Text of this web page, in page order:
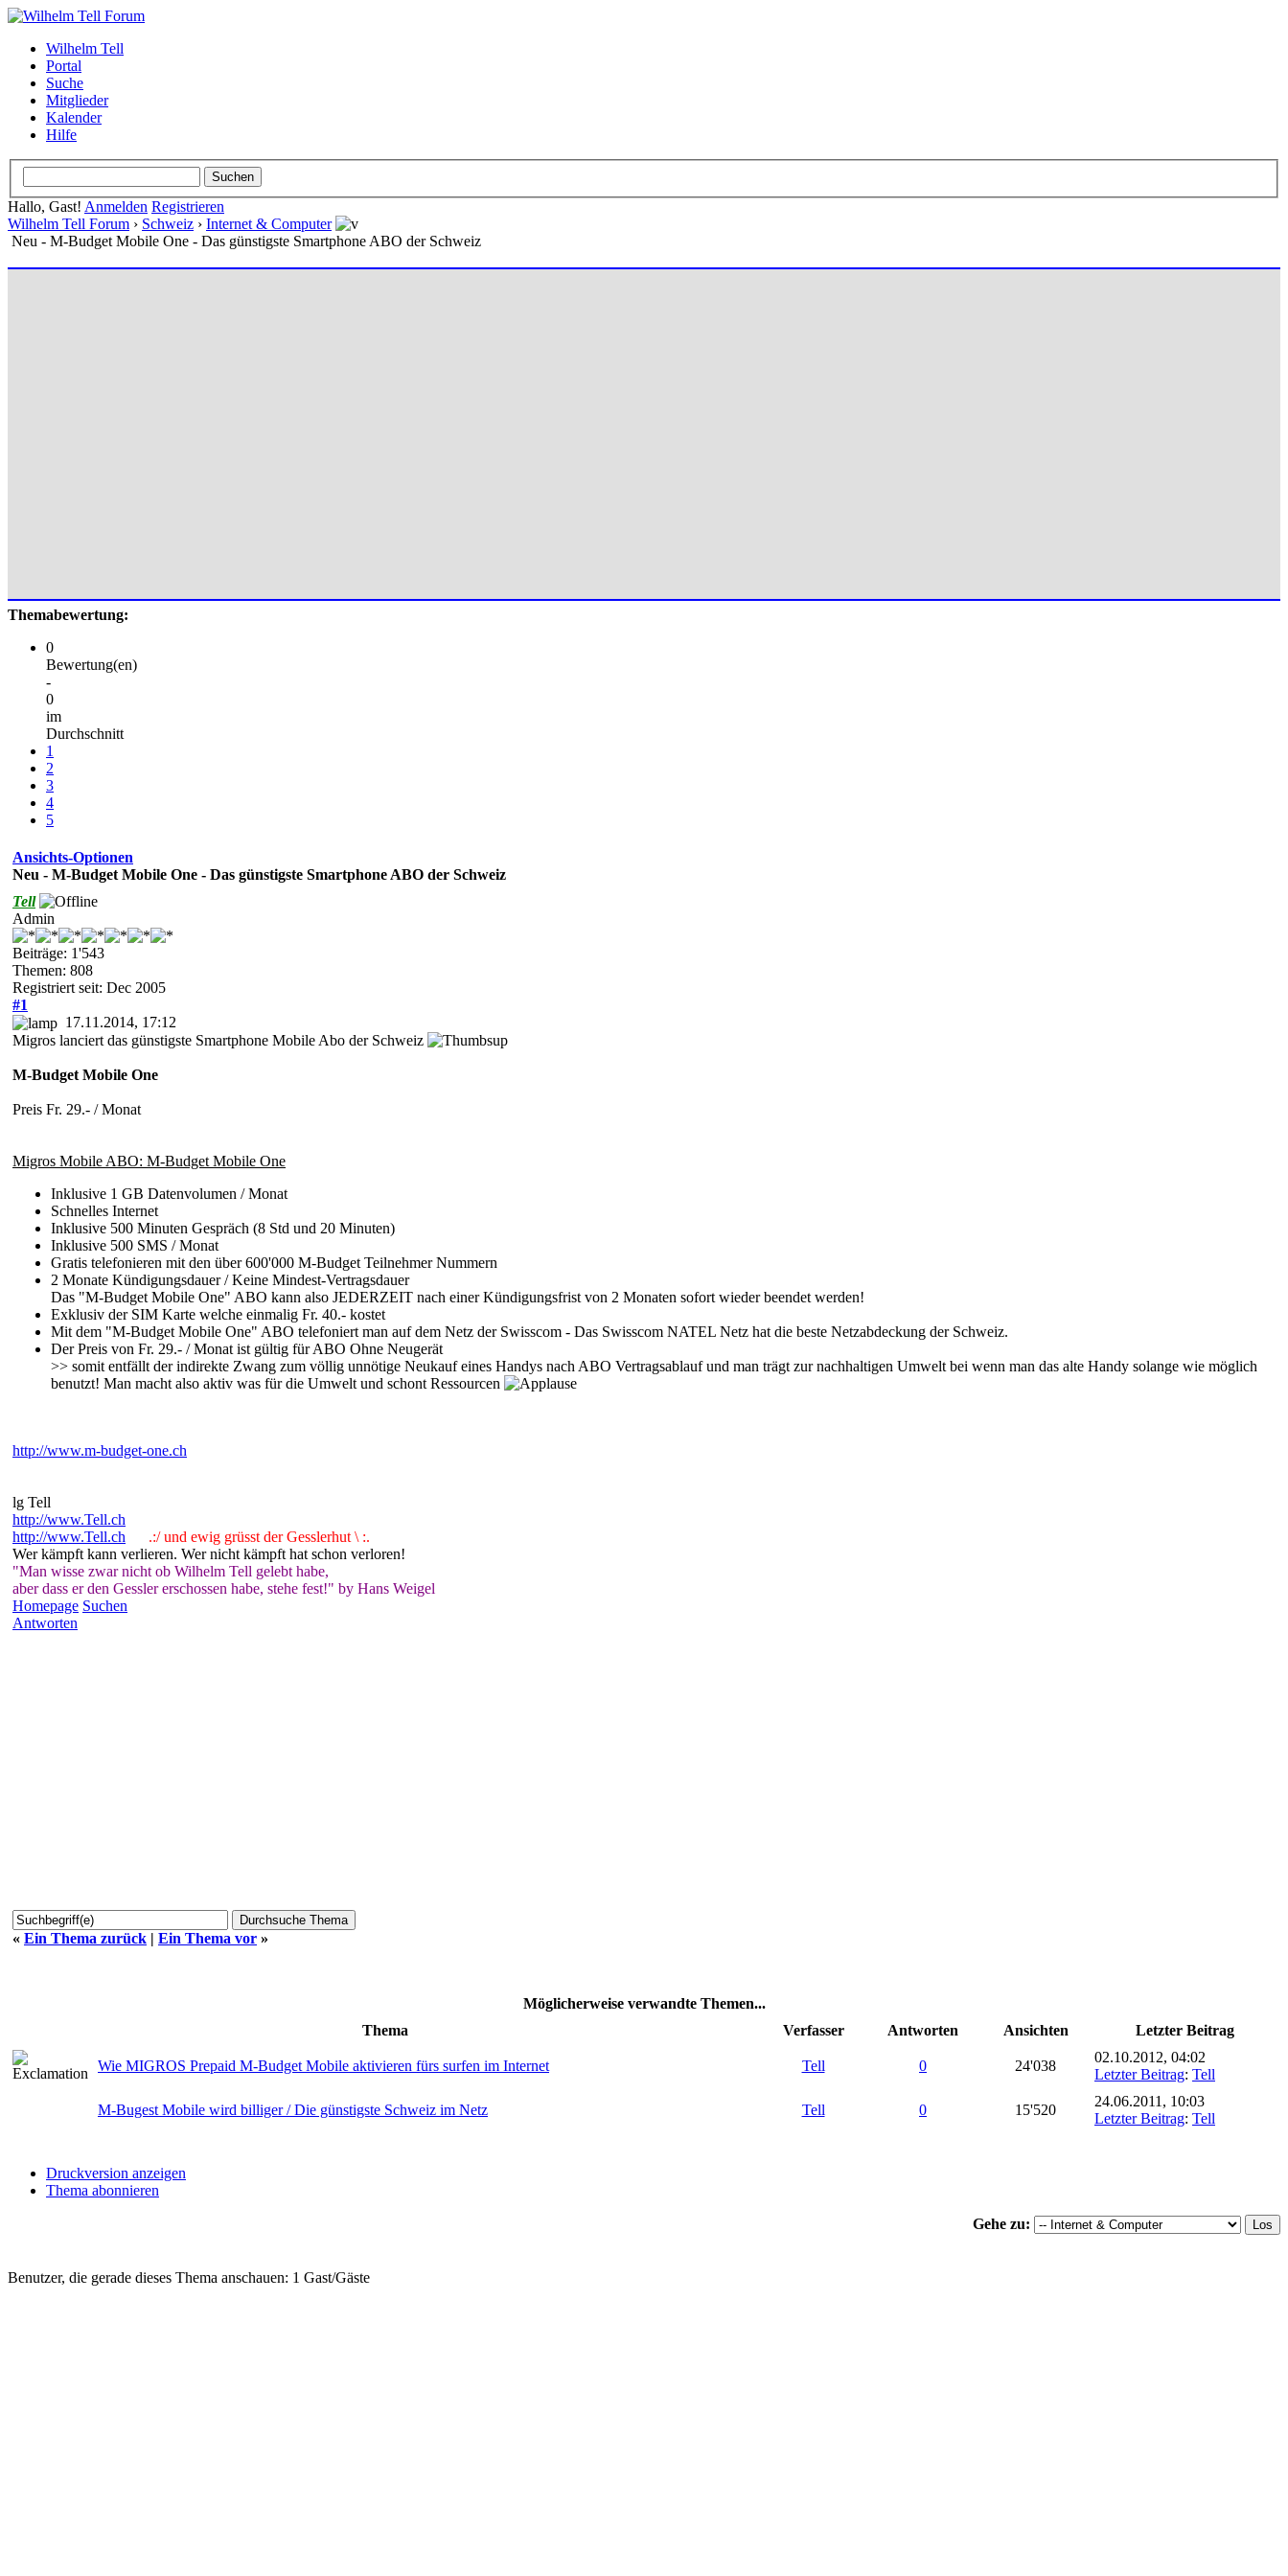
Wilhelm Tell
Portal
Suche
Mitglieder
Kalender
Hilfe
Hallo, Gast! Anmelden Registrieren
Wilhelm Tell Forum › Schweiz › Internet & Computer
Neu - M-Budget Mobile One - Das günstigste Smartphone ABO der Schweiz
Themabewertung:
0
Bewertung(en)
-
0
im
Durchschnitt
1
2
3
4
5
Ansichts-Optionen
Neu - M-Budget Mobile One - Das günstigste Smartphone ABO der Schweiz
Tell
Admin
Beiträge: 1'543
Themen: 808
Registriert seit: Dec 2005
#1
17.11.2014, 17:12
Migros lanciert das günstigste Smartphone Mobile Abo der Schweiz
M-Budget Mobile One
Preis Fr. 29.- / Monat
Migros Mobile ABO: M-Budget Mobile One
Inklusive 1 GB Datenvolumen / Monat
Schnelles Internet
Inklusive 500 Minuten Gespräch (8 Std und 20 Minuten)
Inklusive 500 SMS / Monat
Gratis telefonieren mit den über 600'000 M-Budget Teilnehmer Nummern
2 Monate Kündigungsdauer / Keine Mindest-Vertragsdauer
Das "M-Budget Mobile One" ABO kann also JEDERZEIT nach einer Kündigungsfrist von 2 Monaten sofort wieder beendet werden!
Exklusiv der SIM Karte welche einmalig Fr. 40.- kostet
Mit dem "M-Budget Mobile One" ABO telefoniert man auf dem Netz der Swisscom - Das Swisscom NATEL Netz hat die beste Netzabdeckung der Schweiz.
Der Preis von Fr. 29.- / Monat ist gültig für ABO Ohne Neugerät
>> somit entfällt der indirekte Zwang zum völlig unnötige Neukauf eines Handys nach ABO Vertragsablauf und man trägt zur nachhaltigen Umwelt bei wenn man das alte Handy solange wie möglich
benutzt! Man macht also aktiv was für die Umwelt und schont Ressourcen
http://www.m-budget-one.ch
lg Tell
http://www.Tell.ch
http://www.Tell.ch
.:/ und ewig grüsst der Gesslerhut \ :.
Wer kämpft kann verlieren. Wer nicht kämpft hat schon verloren!
"Man wisse zwar nicht ob Wilhelm Tell gelebt habe,
aber dass er den Gessler erschossen habe, stehe fest!" by Hans Weigel
Homepage Suchen
Antworten
« Ein Thema zurück | Ein Thema vor »
Möglicherweise verwandte Themen...
Thema
Verfasser Antworten Ansichten Letzter Beitrag
Wie MIGROS Prepaid M-Budget Mobile aktivieren fürs surfen im Internet Tell 0 24'038
02.10.2012, 04:02
Letzter Beitrag: Tell
M-Bugest Mobile wird billiger / Die günstigste Schweiz im Netz Tell 0 15'520
24.06.2011, 10:03
Letzter Beitrag: Tell
Druckversion anzeigen
Thema abonnieren
Gehe zu:
Benutzer, die gerade dieses Thema anschauen: 1 Gast/Gäste